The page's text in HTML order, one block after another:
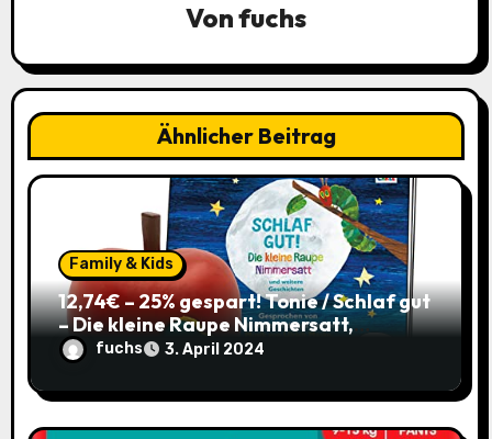
g
a
t
i
n
Vonfuchs
Ähnlicher Beitrag
Family & Kids
12,74€ – 25% gespart! Tonie / Schlaf gut
– Die kleine Raupe Nimmersatt,
Hörbuch für Kinder ab 3 / mit Coupon
fuchs 3. April 2024